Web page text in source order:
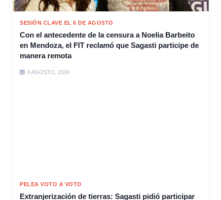
SESIÓN CLAVE EL 6 DE AGOSTO
Con el antecedente de la censura a Noelia Barbeito
en Mendoza, el FIT reclamó que Sagasti participe de
manera remota
4 AGOSTO, 2026
PELEA VOTO A VOTO
Extranjerización de tierras: Sagasti pidió participar